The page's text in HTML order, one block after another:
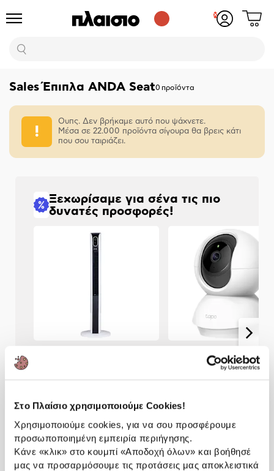
Στο Πλαίσιο χρησιμοποιούμε Cookies!
Χρησιμοποιούμε cookies, για να σου προσφέρουμε
προσωποποιημένη εμπειρία περιήγησης.
Κάνε «κλικ» στο κουμπί «Αποδοχή όλων» και βοήθησέ
μας να προσαρμόσουμε τις προτάσεις μας αποκλειστικά
Προϊόντα
Αναζήτηση
Δες
Sales Έπιπλα ANDA Seat0 προϊόντα
Ουπς. Δεν βρήκαμε αυτό που ψάχνετε.
Μέσα σε 22.000 προϊόντα σίγουρα θα βρεις κάτι
που σου ταιριάζει.
Ξεχωρίσαμε για σένα τις πιο
δυνατές προσφορές!
49,90€
Προσθήκη
TP-Link IP Camera Tapo
24,90€
Προσθήκη